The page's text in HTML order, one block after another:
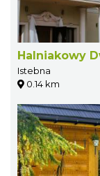
Halniakowy
Istebna
0.14 km